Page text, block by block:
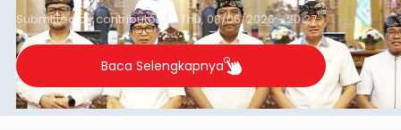
Submitted bycontributor onThu, 08/06/2026 - 20:27
Baca Selengkapnya